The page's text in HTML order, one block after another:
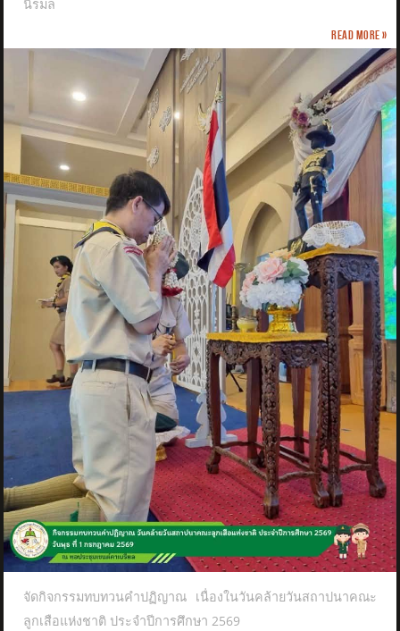
นิรมล
Read more »
จัดกิจกรรมทบทวนคำปฏิญาณ เนื่องในวันคล้ายวันสถาปนาคณะ
ลูกเสือแห่งชาติ​ ประจำปีการศึกษา 2569